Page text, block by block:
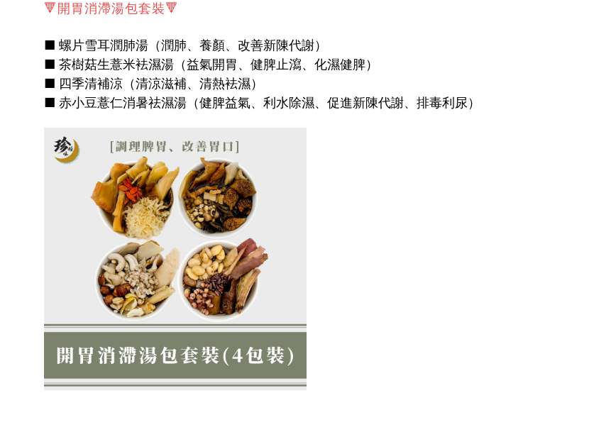
🔻開胃消滯湯包套裝🔻
■ 螺片雪耳潤肺湯（潤肺、養顏、改善新陳代謝）
■ 茶樹菇生薏米袪濕湯（益氣開胃、健脾止瀉、化濕健脾）
■ 四季清補涼（清涼滋補、清熱袪濕）
■ 赤小豆薏仁消暑祛濕湯（健脾益氣、利水除濕、促進新陳代謝、排毒利尿）